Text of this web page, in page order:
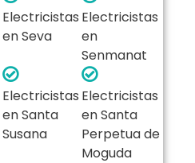
Electricistas
en Seva
Electricistas
en
Senmanat
Electricistas
en Santa
Susana
Electricistas
en Santa
Perpetua de
Moguda